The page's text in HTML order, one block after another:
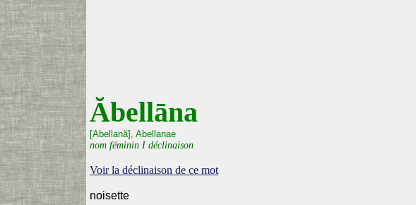
Ăbellāna
[Abellană], Abellanae
nom féminin I déclinaison
Voir la déclinaison de ce mot
noisette